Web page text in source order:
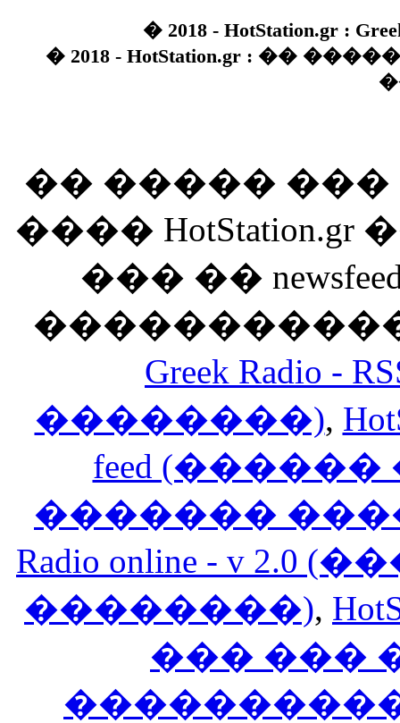
� 2018 - HotStation.gr :
� 2018 - HotStation.gr : ��
�� �����
����
��� ��
Greek Radio
��������),
feed
�������
Radio online - v
��������),
��� ���